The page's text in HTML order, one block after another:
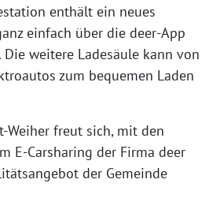
enthält ein neues
einfach über die deer-App
weitere Ladesäule kann von
zum bequemen Laden
Weiher freut sich, mit den
E-Carsharing der Firma deer
der Gemeinde